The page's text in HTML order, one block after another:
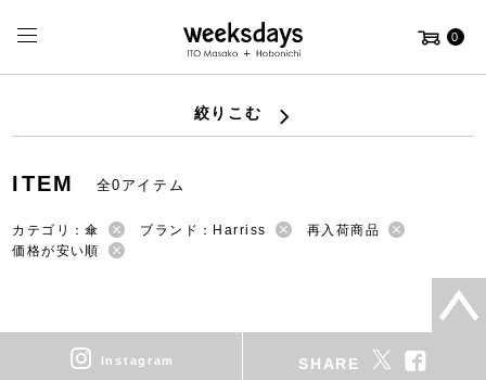
0
絞りこむ
ITEM 全0アイテム
カテゴリ：傘 ブランド：Harriss
再入荷商品
価格が安い順
instagram SHARE